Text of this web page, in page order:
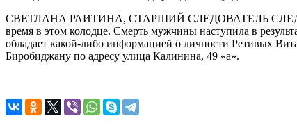
СВЕТЛАНА РАИТИНА, СТАРШИЙ СЛЕДОВАТЕЛЬ
время в этом колодце. Смерть мужчины наступила в
обладает какой-либо информацией о личности Ретивых
Биробиджану по адресу улица Калинина, 49 «а».